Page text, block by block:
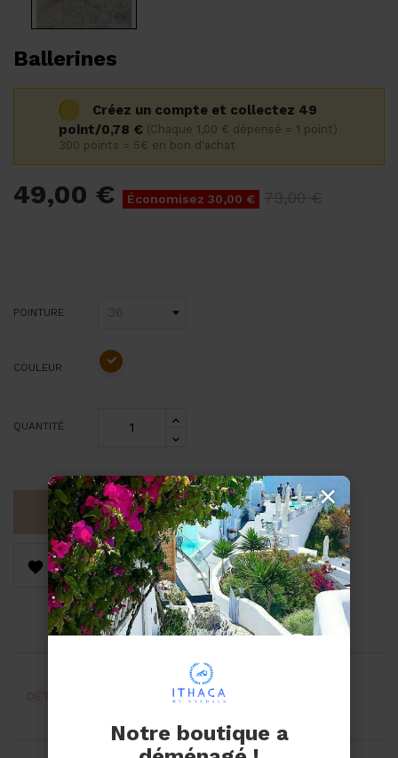
Ballerines
Créez un compte et collectez 49
point/0,78 € (Chaque 1,00 € dépensé = 1 point)
300 points = 5€ en bon d'achat
49,00 € Économisez 30,00 €
POINTURE
COULEUR
QUANTITÉ
AJOUTER AU PANIER
 
AVIS
×
Notre boutique a